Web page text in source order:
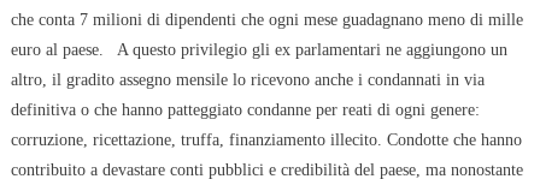
che conta 7 milioni di dipendenti che ogni mese guadagnano meno di mille
euro al paese.
A questo privilegio gli ex parlamentari ne aggiungono un
altro, il gradito assegno mensile lo ricevono anche i condannati in via
definitiva o che hanno patteggiato condanne per reati di ogni genere:
corruzione, ricettazione, truffa, finanziamento illecito. Condotte che hanno
contribuito a devastare conti pubblici e credibilità del paese, ma nonostante